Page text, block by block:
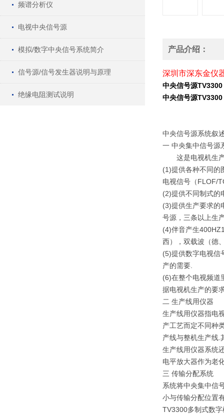
频谱分析仪
电视中央信号源
模拟/数字中央信号系统简介
信号源/信号发生器说明与原理
绝缘电阻测试说明
产品介绍：
深圳市深东金仪
中央信号源TV3300
中央信号源TV3300
中央信号源系统叙
一 中央集中信号源
这是电视机生产
(1)提供各种不同的
电视信号（FLOF/
(2)提供不同制式
(3)提供生产要求的
号源，三条以上
(4)伴音产生
西），双载波（
(5)提供数字电视信
产的需要.
(6)在整个电视频道
据电视机生产的要
二 生产线用仪器
生产线用仪器指电
产工艺而定不同种
产线与整机生产
生产线用仪器系统
电平放大器作为老
三 传输分配系统
系统将中央集中信
小与传输分配位置
TV3300多制式数